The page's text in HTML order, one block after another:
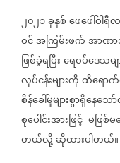
၂၀၂၁ခုနှစ်ဖေဖေါ်ဝါရီလ
ဝင်အကြမ်းဖက်အာဏာ
ဖြစ်ခဲ့ရပြီးရေဝပ်ဒေသမျ
လုပ်ငန်းများကိုထိရောက်
စိန်ခေါ်မှုများစွာရှိနေသ
စုပေါင်းအားဖြင့် မဖြစ်မ
တယ်လို့ဆိုထားပါတယ်။